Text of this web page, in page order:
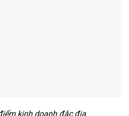
kinh doanh đắc địa